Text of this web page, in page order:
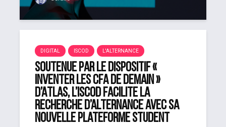
DIGITAL ISCOD L'ALTERNANCE
Soutenue par le dispositif «
Inventer les CFA de demain »
d’Atlas, l’iSCOD facilite la
recherche d’alternance avec sa
nouvelle plateforme Student